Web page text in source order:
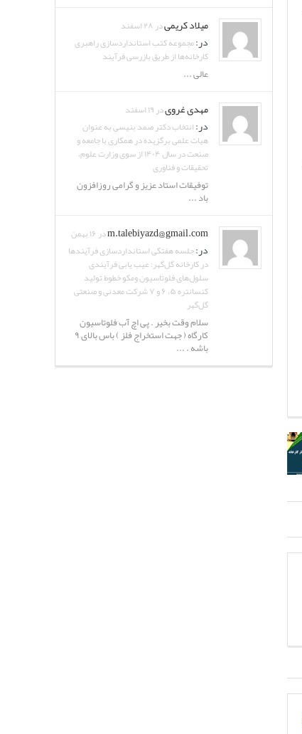
میلاد کریمیدر ۲۸ اسفند
در:مجموعه کتب استانداردسازی راهبری
کارخانه‌ها از طریق بازرسی فرآیند
عالی ...
مهدی غرویدر ۱۹ اسفند
در:انتخاب دکتر صمد بنیسی به عنوان
هیات علمی برگزیده در همکاری با جامعه و
صنعت در سال ۱۴۰۴ از سوی وزارت علوم،
تحقیقات و فناوری
توفیقات استاد عزیز و گرامی روزافزون
باد ...
m.talebiyazd@gmail.comدر ۱۶ بهمن
در:جلسه هفتگی استانداردسازی فرآیندها
در کارخانه گل‌گهر: عیب یابی فرآیندی
سلول‌های فلوتاسیون ومکو خطوط تولید
کنسانتره ۵، ۶ و ۷ شرکت معدنی و صنعتی
گل‌گهر
سلام وقت بخیر . پی اچ آب فلوتاسیون
کارگاه ( جهت استخراج فلز ) باس بالای ۹
باشه . ...